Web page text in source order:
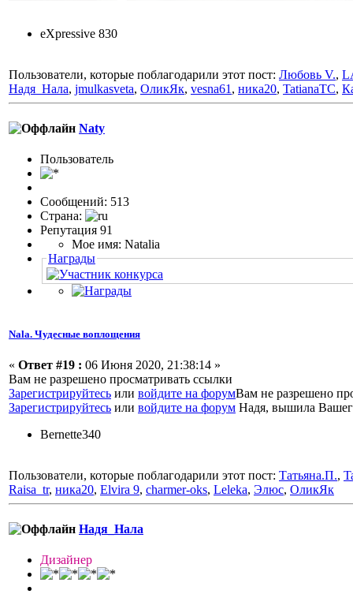
eXpressive 830
Пользователи, которые поблагодарили этот пост: Любовь V.,
Надя_Нала, jmulkasveta, ОликЯк, vesna61 , ника20, TatianaTC,
Naty
Пользовaтeль
Сообщений: 513
Страна:
Репутация 91
Мое имя: Natalia
Награды
Nala. Чудесные воплощения
« Ответ #19 : 06 Июня 2020, 21:38:14 »
Вам не разрешено просматривать ссылки
Зарегистрируйтесь или войдите на форумВам не разрешено
Зарегистрируйтесь или войдите на форум Надя, вышила
Bernette340
Пользователи, которые поблагодарили этот пост: Татьяна.П.,
Raisa_tr, ника20, Elvira 9, charmer-oks, Leleka, Элюс, ОликЯк
Надя_Нала
Дизайнер